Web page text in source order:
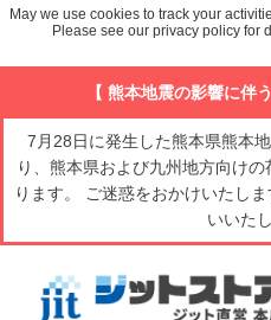
【 熊本地震の影響に伴
7月28日に発生した熊本県熊本
り、熊本県および九州地方向け
ります。 ご迷惑をおかけいたし
いいた
May we use cookies to track your
Please see our privacy policy for